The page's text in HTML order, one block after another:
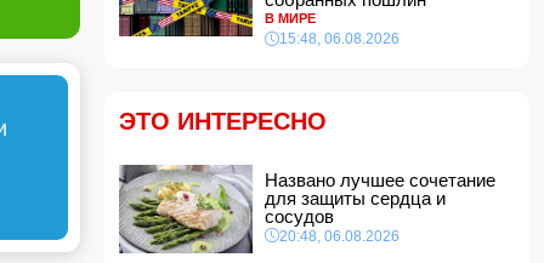
20:20, 06.08.2026
18:48, 06.08.2026
Чолпон-Атинская декларация укрепит
институциональные основы отношений
между Азербайджаном и Центральной Азией
В МИРЕ
15:48, 06.08.2026
ЭТО ИНТЕРЕСНО
Названо лучшее сочетание
для защиты сердца и
сосудов
20:48, 06.08.2026